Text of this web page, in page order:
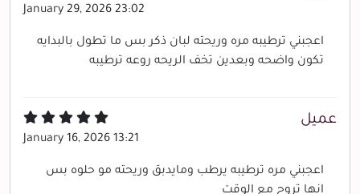
January 29, 2026 23:02
اعجبني ترطيبه مره وريحته لبان ذكر بس ما تطول بالبدايه
تكون واضحه وبعدين تخف الريحه روعه ترطيبه
عميل
January 16, 2026 13:21
اعجبني مره ترطيبه يرطب ومايدبق وريحته مو حلوه بس
انها تروح مع الوقت